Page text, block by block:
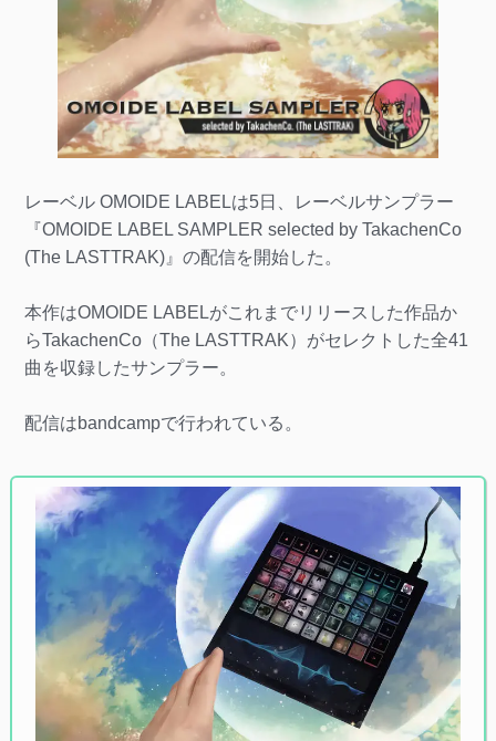
レーベル OMOIDE LABELは5日、レーベルサンプラー
『OMOIDE LABEL SAMPLER selected by TakachenCo
(The LASTTRAK)』の配信を開始した。
本作はOMOIDE LABELがこれまでリリースした作品か
らTakachenCo（The LASTTRAK）がセレクトした全41
曲を収録したサンプラー。
配信はbandcampで行われている。